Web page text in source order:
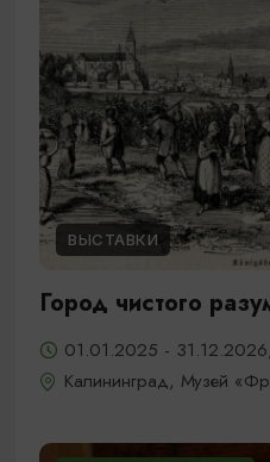
ВЫСТАВКИ
Город чистого
01.01.2025 -
Калининград, Музей